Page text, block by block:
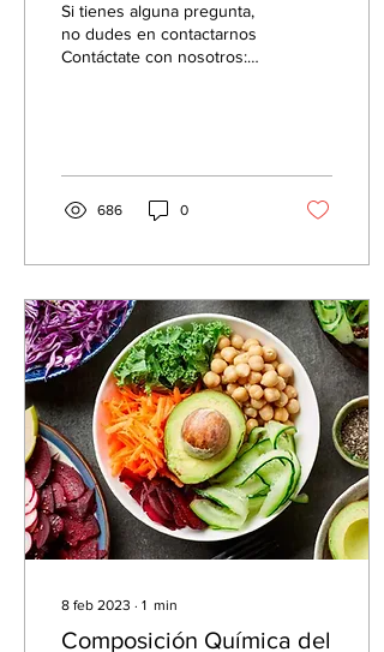
Si tienes alguna pregunta,
no dudes en contactarnos
Contáctate con nosotros:
686 0
8 feb 2023 ∙ 1 min
Composición Química del